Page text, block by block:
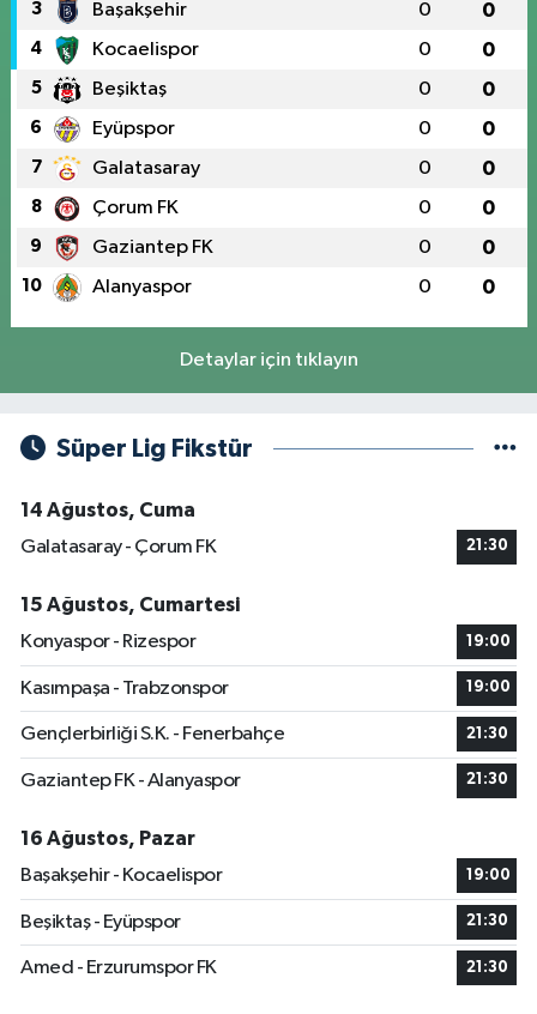
3 Başakşehir 0 0
4 Kocaelispor 0 0
5 Beşiktaş 0 0
6 Eyüpspor 0 0
7 Galatasaray 0 0
8 Çorum FK 0 0
9 Gaziantep FK 0 0
10 Alanyaspor 0 0
Detaylar için tıklayın
Süper Lig Fikstür
14 Ağustos, Cuma
Galatasaray - Çorum FK
21:30
15 Ağustos, Cumartesi
Konyaspor - Rizespor
19:00
Kasımpaşa - Trabzonspor 19:00
Gençlerbirliği S.K. - Fenerbahçe 21:30
Gaziantep FK - Alanyaspor 21:30
16 Ağustos, Pazar
Başakşehir - Kocaelispor
19:00
Beşiktaş - Eyüpspor 21:30
Amed - Erzurumspor FK 21:30